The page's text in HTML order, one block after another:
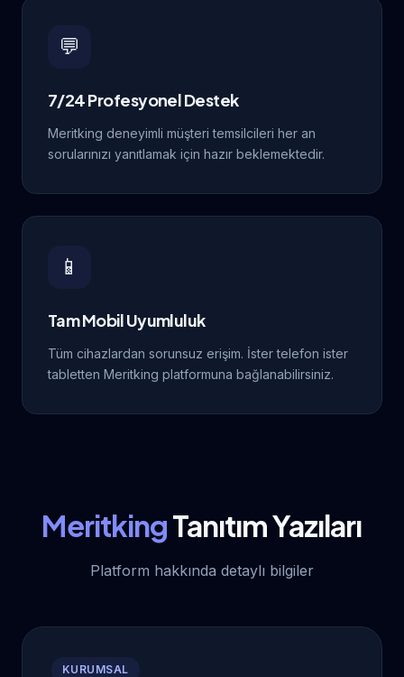
💬
7/24 Profesyonel Destek
Meritking deneyimli müşteri temsilcileri her an
sorularınızı yanıtlamak için hazır beklemektedir.
📱
Tam Mobil Uyumluluk
Tüm cihazlardan sorunsuz erişim. İster telefon ister
tabletten Meritking platformuna bağlanabilirsiniz.
MeritkingTanıtım Yazıları
Platform hakkında detaylı bilgiler
KURUMSAL